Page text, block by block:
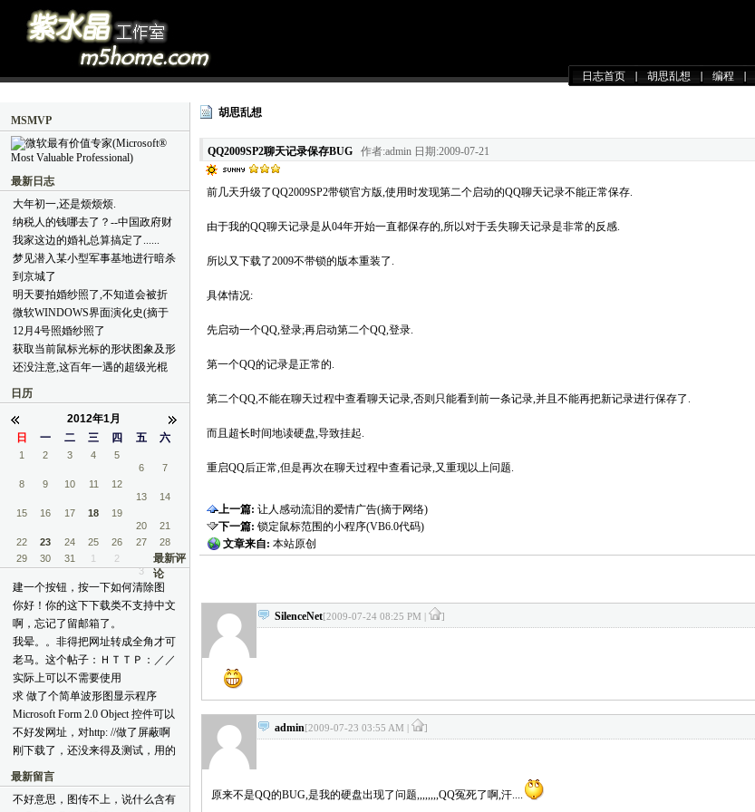
日志首页 胡思乱想 编程
胡思乱想
QQ2009SP2聊天记录保存BUG
作者:admin 日期:2009-07-21
前几天升级了QQ2009SP2带锁官方版,使用时发现第二个启动的QQ聊天记录不能正常保存.
由于我的QQ聊天记录是从04年开始一直都保存的,所以对于丢失聊天记录是非常的反感.
所以又下载了2009不带锁的版本重装了.
具体情况:
先启动一个QQ,登录;再启动第二个QQ,登录.
第一个QQ的记录是正常的.
第二个QQ,不能在聊天过程中查看聊天记录,否则只能看到前一条记录,并且不能再把新记录进行保存了.
而且超长时间地读硬盘,导致挂起.
重启QQ后正常,但是再次在聊天过程中查看记录,又重现以上问题.
上一篇: 让人感动流泪的爱情广告(摘于网络)
下一篇: 锁定鼠标范围的小程序(VB6.0代码)
文章来自: 本站原创
SilenceNet[2009-07-24 08:25 PM | ]
admin[2009-07-23 03:55 AM | ]
原来不是QQ的BUG,是我的硬盘出现了问题,,,,,,,,QQ冤死了啊,汗....
MSMVP
最新日志
大年初一,还是烦烦烦.
纳税人的钱哪去了？--中国政府财
政支出简明教程(摘于好友BLOG)
我家这边的婚礼总算搞定了......
梦见潜入某小型军事基地进行暗杀
到京城了
明天要拍婚纱照了,不知道会被折
腾成什么样子
微软WINDOWS界面演化史(摘于
网络)
12月4号照婚纱照了
获取当前鼠标光标的形状图象及形
状代码(VB6.0代码)
还没注意,这百年一遇的超级光棍
日历
2012年1月
日
一 二 三 四 五 六
1 2 3 4
5
6
7
8
9 10 11
12
13
14
15
16 17 18
19
20
21
22
23 24 25 26 27
28
29
30 31 1
2
3
最新评
论
建一个按钮，按一下如何清除图
片？ [reply=admin,2012-02-07 10:42
AM]不好意思,过年+结婚,没时间
上线[face06] 按钮里只需要如下两
句即可:
bggriphic.Clear(PictureBox1.BackColor)
PictureBox1.Refresh()[/reply]
你好！你的这下下载类不支持中文
文件名的下载，能改一下吗？
[reply=admin,2012-01-15 02:39 PM]
我测试了一下,中文是可以正常下
载的呀! 你那里不正确的URL能否
发上来让我一试?[/reply]
啊，忘记了留邮箱了。
30743365@qq.com 看到老马要结
婚了啊~我这里祝福你和嫂子：金
屋笙歌偕彩凤，洞房花烛喜乘龙
~~~ [reply=admin,2012-01-15 02:40
PM]谢谢!! 我最近也没联系到作者,
可能他比较忙吧!你在CSDN上发
个帖子看看,也许他的朋友们看到
能有个通知![/reply]
我晕。。非得把网址转成全角才可
以发。。。。。
[reply=admin,2011-12-29 10:33 PM]
我怎么给你?[/reply]
老马。这个帖子：ＨＴＴＰ：／／
ＴＯＰＩＣ．ＣＳＤＮ．ＮＥＴ／
Ｕ／２００８０２１６／１５／７
Ａ４Ｅ４Ｆ６３－６Ｃ０Ｆ－４０
２５－Ｂ２ＢＣ－Ａ９５Ｃ５Ｃ９
Ｄ３９６Ｅ．ＨＴＭＬ xmxoxo在
47楼更新了，你有这个代码吗？
实际上可以不需要使用
CopyMemory 和 DoEvents，尤其是
后者完全没必要。 本人用VB6写
过 网络快递
求 做了个简单波形图显示程序
(VB6.0) 代码及所需控件 谢谢谢谢
papayabao@163.com
[reply=admin,2011-12-20 12:48 AM]
邮件已发,请查收! 另外,下载不了
吗?[/reply]
Microsoft Form 2.0 Object 控件可以
放上去，但运行后不显示。
[reply=admin,2011-12-14 10:33
AM]Microsoft Form 2.0 Object全是
轻量化控件,无句柄,所以这份代码
不适合它们[/reply]
不好发网址，对http: //做了屏蔽啊
刚下载了，还没来得及测试，用的
下，这个贴子提到的问题有没有解
决？
topic.csdn.net/u/20080721/22/2e084f3d-
最新留言
不好意思，图传不上，说什么含有